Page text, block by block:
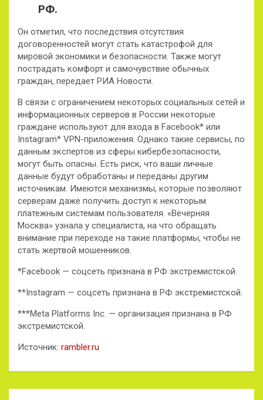
РФ.
Он отметил, что последствия отсутствия
договоренностей могут стать катастрофой для
мировой экономики и безопасности. Также могут
пострадать комфорт и самочувствие обычных
граждан, передает РИА Новости.
В связи с ограничением некоторых социальных сетей и
информационных серверов в России некоторые
граждане используют для входа в Facebook* или
Instagram* VPN-приложения. Однако такие сервисы, по
данным экспертов из сферы кибербезопасности,
могут быть опасны. Есть риск, что ваши личные
данные будут обработаны и переданы другим
источникам. Имеются механизмы, которые позволяют
серверам даже получить доступ к некоторым
платежным системам пользователя. «Вечерняя
Москва» узнала у специалиста, на что обращать
внимание при переходе на такие платформы, чтобы не
стать жертвой мошенников.
*Facebook — соцсеть признана в РФ экстремистской.
**Instagram — соцсеть признана в РФ экстремистской.
***Meta Platforms Inc. — организация признана в РФ
экстремистской.
Источник: rambler.ru